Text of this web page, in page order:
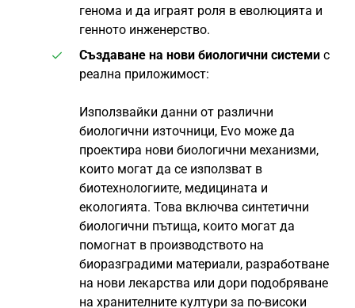
генома и да играят роля в еволюцията и
генното инженерство.
Създаване на нови биологични системи с
реална приложимост:
Използвайки данни от различни
биологични източници, Evo може да
проектира нови биологични механизми,
които могат да се използват в
биотехнологиите, медицината и
екологията. Това включва синтетични
биологични пътища, които могат да
помогнат в производството на
биоразградими материали, разработване
на нови лекарства или дори подобряване
на хранителните култури за по-високи